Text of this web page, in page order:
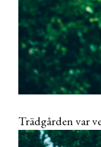
Trädgården var